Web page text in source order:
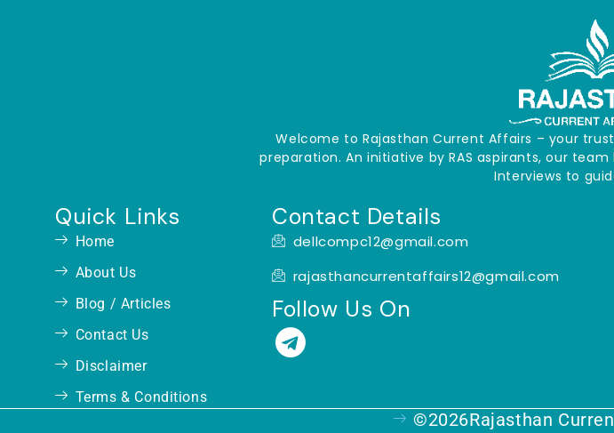
Welcome to Rajasthan Current Affairs – your
preparation. An initiative by RAS aspirants, our
Interviews to
Quick Links
Home
About Us
Blog / Articles
Contact Us
Disclaimer
Terms & Conditions
Contact Details
dellcompc12@gmail.com
rajasthancurrentaffairs12@gmail.com
Follow Us On
T
e
l ©2026Rajasthan